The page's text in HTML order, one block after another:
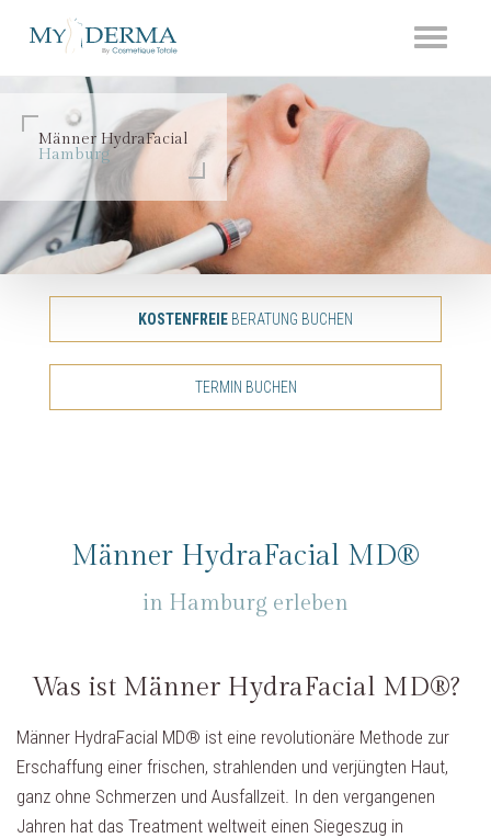
Toggle
Männer HydraFacial
Hamburg
KOSTENFREIE BERATUNG BUCHEN
TERMIN BUCHEN
Männer HydraFacial MD®
in Hamburg erleben
Was ist Männer HydraFacial MD®?
Männer HydraFacial MD® ist eine revolutionäre Methode zur
Erschaffung einer frischen, strahlenden und verjüngten Haut,
ganz ohne Schmerzen und Ausfallzeit. In den vergangenen
Jahren hat das Treatment weltweit einen Siegeszug in